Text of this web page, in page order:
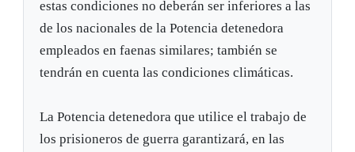
estas condiciones no deberán ser inferiores a las
de los nacionales de la Potencia detenedora
empleados en faenas similares; también se
tendrán en cuenta las condiciones climáticas.
La Potencia detenedora que utilice el trabajo de
los prisioneros de guerra garantizará, en las